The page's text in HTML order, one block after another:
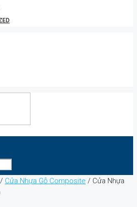
/ Cửa Nhựa Gỗ Composite / Cửa Nhựa